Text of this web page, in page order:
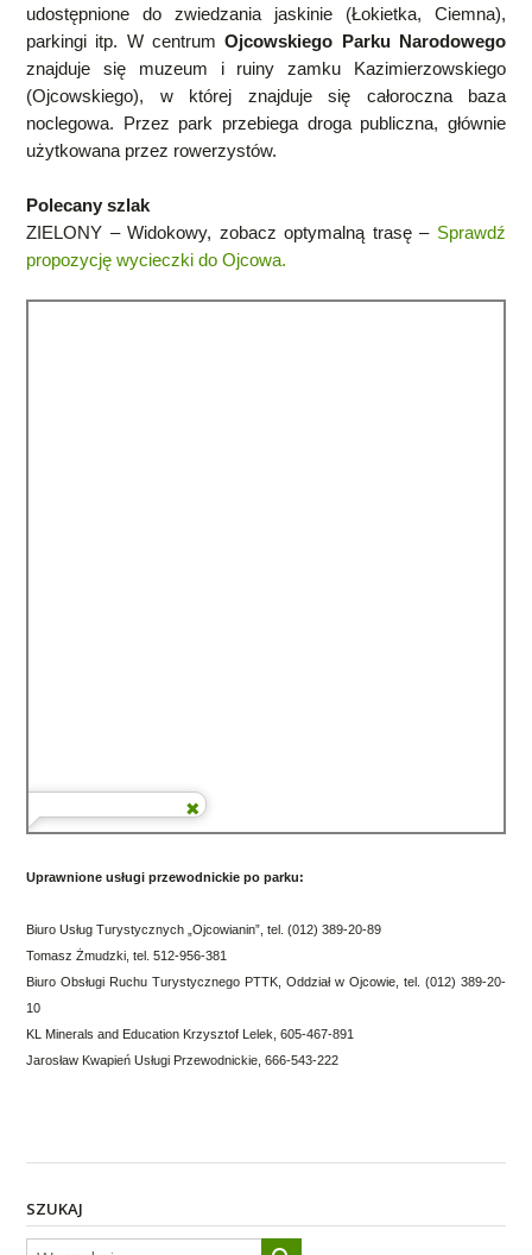
udostępnione do zwiedzania jaskinie (Łokietka, Ciemna),
parkingi itp. W centrumOjcowskiego Parku Narodowego
znajduje się muzeum i ruiny zamku Kazimierzowskiego
(Ojcowskiego), w której znajduje się całoroczna baza
noclegowa. Przez park przebiega droga publiczna, głównie
użytkowana przez rowerzystów.
Polecany szlak
ZIELONY – Widokowy, zobacz optymalną trasę – Sprawdź
propozycję wycieczki do Ojcowa.
Uprawnione usługi przewodnickie po parku:
Biuro Usług Turystycznych „Ojcowianin”, tel. (012) 389-20-89
Tomasz Żmudzki, tel. 512-956-381
Biuro Obsługi Ruchu Turystycznego PTTK, Oddział w Ojcowie, tel. (012) 389-20-
10
KL Minerals and Education Krzysztof Lelek, 605-467-891
Jarosław Kwapień Usługi Przewodnickie, 666-543-222
SZUKAJ